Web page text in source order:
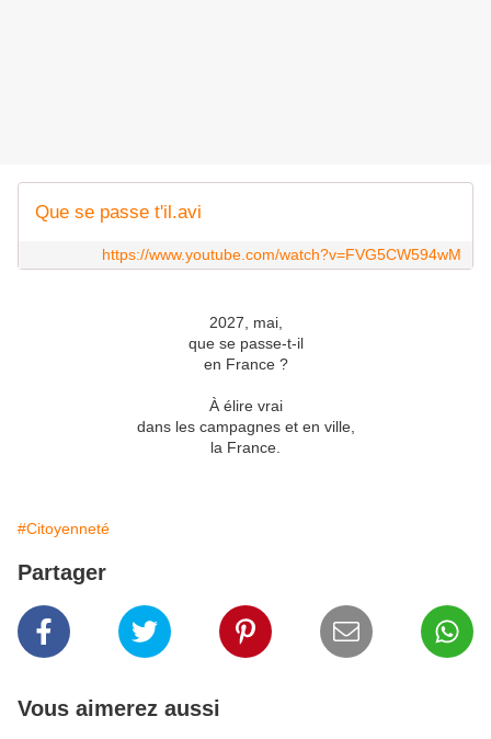
Que se passe t'il.avi
https://www.youtube.com/watch?v=FVG5CW594wM
2027, mai,
que se passe-t-il
en France ?
À élire vrai
dans les campagnes et en ville,
la France.
#Citoyenneté
Partager
Vous aimerez aussi